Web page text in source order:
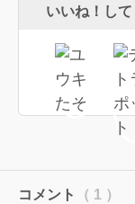
いいね！し
コメント （ 1 ）